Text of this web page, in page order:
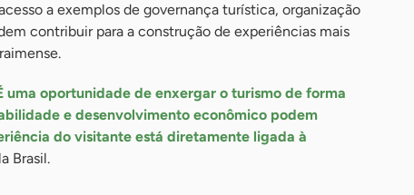
a exemplos de governança turística, organização
contribuir para a construção de experiências mais
uma oportunidade de enxergar o turismo de forma
e desenvolvimento econômico podem
do visitante está diretamente ligada à
Brasil.